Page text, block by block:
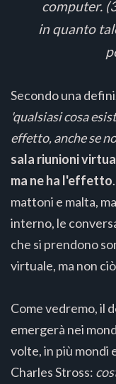
computer.
in quanto
Secondo una
'qualsiasi cosa
effetto, anche se
sala riunioni
ma ne ha l'effetto
mattoni e malta,
interno, le
che si prendono
virtuale, ma non
Come vedremo, il
emergerà nei
volte, in più mondi
Charles Stross: